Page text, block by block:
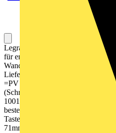
Legrand Sicherheitskasten E-Stop-
für enwitec PV-RSS System -
Wandmontage - mit integriertem
Lieferumfang) 1 x LED ROT = PV
=PV sicher ausgeschaltet -
(Schraubendreher) - alternativ mit
10012957) - Hammer mit Kette
bestellbar (Bestell-Nr. 10012956)
Taster: 230V, max. 6A Schutzart:
71mm